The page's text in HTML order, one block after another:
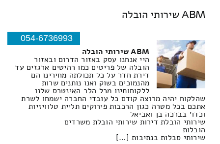
ABM שירותי הובלה
054-6736993
ABM שירותי הובלה
היי אנחנו עסק באזור הדרום ובאזור
הובלה של פריטים כמו רהיטים ארגזים עד
דירת חדר על כל תכולתה מחירינו הם
מהנמוכים בשוק ואנו נותנים שרות
ללקוחותינו מכל הלב האינטרס שלנו
שהלקוח יהיה מרוצה קודם כל עובדי החברה ישמחו לשרת
אתכם בכל מטרה כגון הרכבות פירוקים תליית טלוויזיות
וכדו׳ בברכה בן ואביאל
שירותי הובלת דירות שירותי הובלת משרדים
הובלות
שירותי סבלות בנתיבות […]